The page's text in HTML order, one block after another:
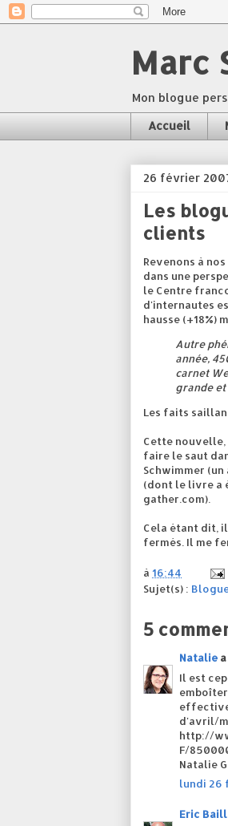
Marc
Mon blogue
Accueil
26 février
Les
clients
Revenons à
dans une
le Centre
d'internautes
hausse (+18%)
Autre
année,
carnet
grande
Les faits
Cette
faire le saut
Schwimmer
(dont le livre a
gather.com).
Cela étant dit,
fermés. Il me
à 16:44
Sujet(s) :
5
Natalie
Il est
d'avril/
http://
F/
Natalie
lundi 26
Eric